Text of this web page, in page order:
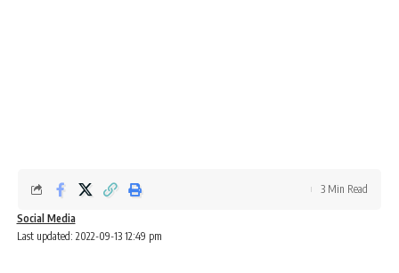
Last updated: 2022-09-13 12:49 pm
Social Media
3 Min Read